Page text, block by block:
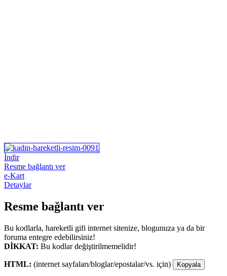
İndir
Resme bağlantı ver
e-Kart
Detaylar
Resme bağlantı ver
Bu kodlarla, hareketli gifi internet sitenize, blogunuza ya da bir
foruma entegre edebilirsiniz!
DİKKAT: Bu kodlar değiştirilmemelidir!
HTML: (internet sayfaları/bloglar/epostalar/vs. için) Kopyala